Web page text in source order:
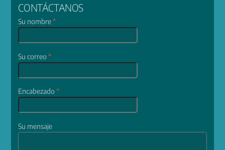
CONTÁCTANOS
Su nombre*
Su correo*
Encabezado*
Su mensaje